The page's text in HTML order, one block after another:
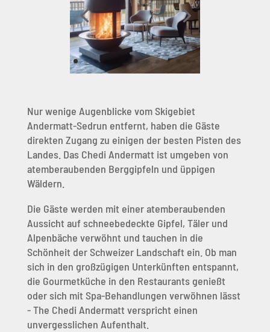
Nur wenige Augenblicke vom Skigebiet
Andermatt-Sedrun entfernt, haben die Gäste
direkten Zugang zu einigen der besten Pisten des
Landes. Das Chedi Andermatt ist umgeben von
atemberaubenden Berggipfeln und üppigen
Wäldern.
Die Gäste werden mit einer atemberaubenden
Aussicht auf schneebedeckte Gipfel, Täler und
Alpenbäche verwöhnt und tauchen in die
Schönheit der Schweizer Landschaft ein. Ob man
sich in den großzügigen Unterkünften entspannt,
die Gourmetküche in den Restaurants genießt
oder sich mit Spa-Behandlungen verwöhnen lässt
- The Chedi Andermatt verspricht einen
unvergesslichen Aufenthalt.